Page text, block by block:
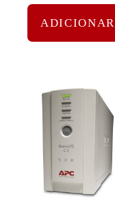
ADICIONAR